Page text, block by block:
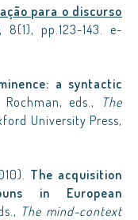
para o discurso
, 8(1), pp.123-143. e-
a syntactic
eds.,
The
University Press,
The acquisition
in European
The mind-context